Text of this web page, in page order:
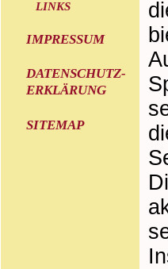
LINKS
IMPRESSUM
DATENSCHUTZ-
ERKLÄRUNG
SITEMAP